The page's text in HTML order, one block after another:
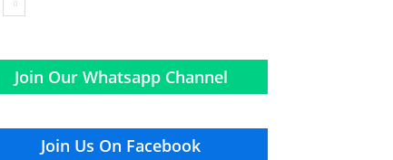
Join Our Whatsapp Channel
Join Us On Facebook